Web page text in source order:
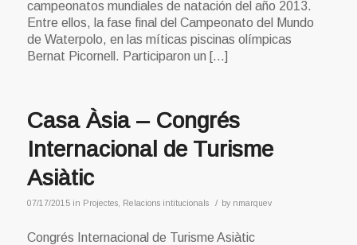
campeonatos mundiales de natación del año 2013.
Entre ellos, la fase final del Campeonato del Mundo
de Waterpolo, en las míticas piscinas olímpicas
Bernat Picornell. Participaron un […]
Casa Àsia – Congrés
Internacional de Turisme
Asiàtic
07/17/2015 in Projectes, Relacions intitucionals / by nmarquev
Congrés Internacional de Turisme Asiàtic